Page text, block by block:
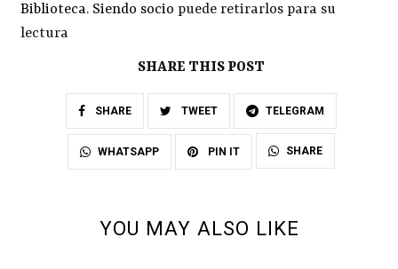
Biblioteca. Siendo socio puede retirarlos para su
lectura
SHARE THIS POST
SHARE TWEET TELEGRAM
WHATSAPP PIN IT SHARE
YOU MAY ALSO LIKE